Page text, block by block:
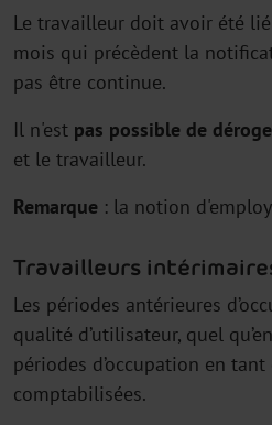
Le travailleur doit avoir été
mois qui précèdent la
pas être continue.
Il n'est pas possible de
et le travailleur.
Remarque : la notion
Travailleurs
Les périodes antérieures
qualité d’utilisateur, quel
périodes d’occupation en
comptabilisées.